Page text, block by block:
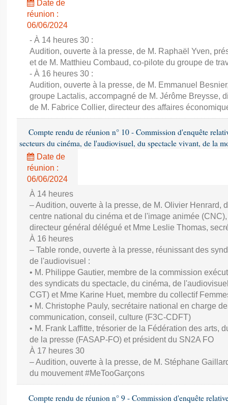
Date de
réunion :
06/06/2024
- À 14 heures 30 :
Audition, ouverte à la presse, de M. Raphaël Yven,
et de M. Matthieu Combaud, co-pilote du groupe de
- À 16 heures 30 :
Audition, ouverte à la presse, de M. Emmanuel
groupe Lactalis, accompagné de M. Jérôme Breysse,
de M. Fabrice Collier, directeur des affaires
Compte rendu de réunion n° 10 - Commission d'enquête
secteurs du cinéma, de l'audiovisuel, du spectacle vivant, de la
Date de
réunion :
06/06/2024
À 14 heures
– Audition, ouverte à la presse, de M. Olivier Henrard,
centre national du cinéma et de l'image animée
directeur général délégué et Mme Leslie Thomas,
À 16 heures
– Table ronde, ouverte à la presse, réunissant des
de l'audiovisuel :
• M. Philippe Gautier, membre de la commission
des syndicats du spectacle, du cinéma, de
CGT) et Mme Karine Huet, membre du collectif
• M. Christophe Pauly, secrétaire national en charge
communication, conseil, culture (F3C-CDFT)
• M. Frank Laffitte, trésorier de la Fédération des arts,
de la presse (FASAP-FO) et président du SN2A FO
À 17 heures 30
– Audition, ouverte à la presse, de M. Stéphane
du mouvement #MeTooGarçons
Compte rendu de réunion n° 9 - Commission d'enquête